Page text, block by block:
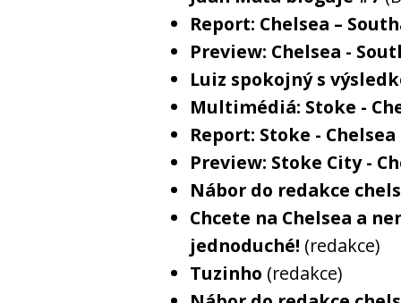
Report: Chelsea –
Preview: Chelsea -
Luiz spokojný s
Multimédiá: Stoke -
Report: Stoke - Chelsea
Preview: Stoke City -
Nábor do redakce
Chcete na Chelsea a
jednoduché! (redakce)
Tuzinho (redakce)